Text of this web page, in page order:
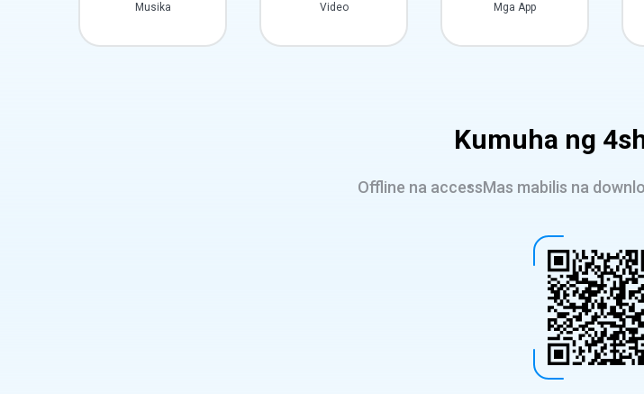
Musika Video Mga App
Kumuha ng
Offline na accessMas mabilis na